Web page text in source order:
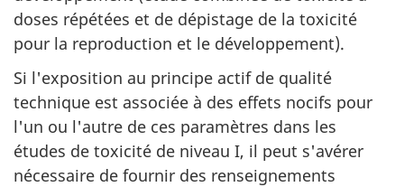
doses répétées et de dépistage de la toxicité
pour la reproduction et le développement).
Si l'exposition au principe actif de qualité
technique est associée à des effets nocifs pour
l'un ou l'autre de ces paramètres dans les
études de toxicité de niveau I, il peut s'avérer
nécessaire de fournir des renseignements